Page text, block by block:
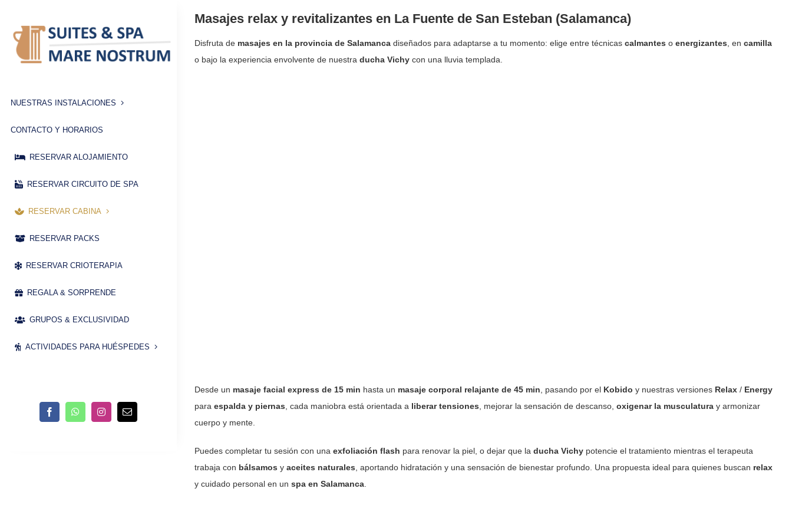
contenido
NUESTRAS INSTALACIONES
CONTACTO Y HORARIOS
RESERVAR ALOJAMIENTO
RESERVAR CIRCUITO DE SPA
RESERVAR CABINA
RESERVAR PACKS
RESERVAR CRIOTERAPIA
REGALA & SORPRENDE
GRUPOS & EXCLUSIVIDAD
ACTIVIDADES PARA HUÉSPEDES
Masajes relax y revitalizantes en La Fuente de San Esteban (Salamanca)
Disfruta de masajes en la provincia de Salamancadiseñados para adaptarse a tu momento: elige entre técnicas calmantes o energizantes , en camilla
o bajo la experiencia envolvente de nuestra ducha Vichycon una lluvia templada.
Desde un masaje facial express de 15 min hasta un masaje corporal relajante de 45 min , pasando por el Kobido y nuestras versiones Relax/ Energy
para espalda y piernas , cada maniobra está orientada a liberar tensiones , mejorar la sensación de descanso, oxigenar la musculaturay armonizar
cuerpo y mente.
Puedes completar tu sesión con una exfoliación flash para renovar la piel, o dejar que la ducha Vichypotencie el tratamiento mientras el terapeuta
trabaja con bálsamos y aceites naturales , aportando hidratación y una sensación de bienestar profundo. Una propuesta ideal para quienes buscan relax
y cuidado personal en un spa en Salamanca.